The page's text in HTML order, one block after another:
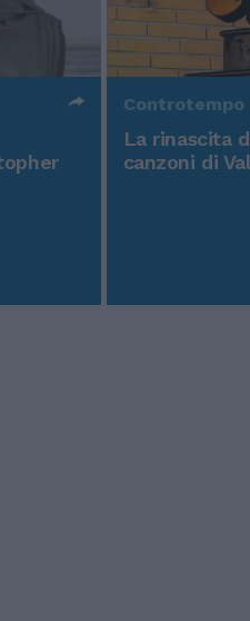
Controtempo
La rinascita
canzoni di